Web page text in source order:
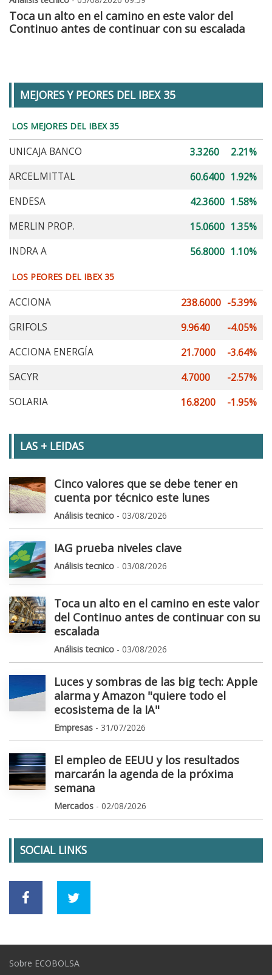
Toca un alto en el camino en este valor del
Continuo antes de continuar con su escalada
MEJORES Y PEORES DEL IBEX 35
LOS MEJORES DEL IBEX 35
UNICAJA BANCO 3.3260
2.21%
ARCEL.MITTAL
60.6400 1.92%
ENDESA
42.3600 1.58%
MERLIN PROP.
15.0600 1.35%
INDRA A
56.8000 1.10%
LOS PEORES DEL IBEX 35
ACCIONA 238.6000 -5.39%
GRIFOLS
9.9640
-4.05%
ACCIONA ENERGÍA
21.7000
-3.64%
SACYR
4.7000
-2.57%
SOLARIA
16.8200 -1.95%
LAS + LEIDAS
Cinco valores que se debe tener en
cuenta por técnico este lunes
Análisis tecnico - 03/08/2026
IAG prueba niveles clave
Análisis tecnico - 03/08/2026
Toca un alto en el camino en este valor
del Continuo antes de continuar con su
escalada
Análisis tecnico - 03/08/2026
Luces y sombras de las big tech: Apple
alarma y Amazon "quiere todo el
ecosistema de la IA"
Empresas - 31/07/2026
El empleo de EEUU y los resultados
marcarán la agenda de la próxima
semana
Mercados - 02/08/2026
SOCIAL LINKS
Sobre ECOBOLSA